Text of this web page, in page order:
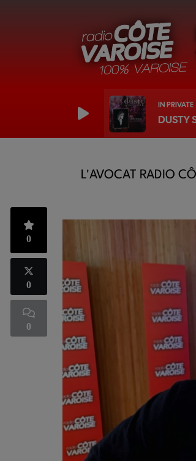
IN PRIVATE
DUSTY
L'AVOCAT RADIO
0
0
0